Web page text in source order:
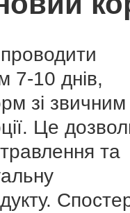
7-10 днів,
зі звичним
Це
та